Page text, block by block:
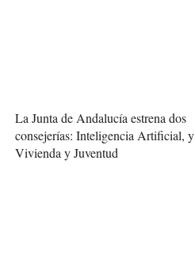
La Junta de Andalucía estrena dos
consejerías: Inteligencia Artificial, y
Vivienda y Juventud